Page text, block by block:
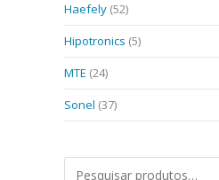
Haefely (52)
Hipotronics (5)
MTE (24)
Sonel (37)